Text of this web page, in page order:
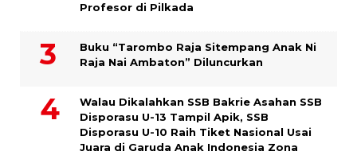
Profesor di Pilkada
Buku “Tarombo Raja Sitempang Anak Ni
Raja Nai Ambaton” Diluncurkan
Walau Dikalahkan SSB Bakrie Asahan SSB
Disporasu U-13 Tampil Apik, SSB
Disporasu U-10 Raih Tiket Nasional Usai
Juara di Garuda Anak Indonesia Zona